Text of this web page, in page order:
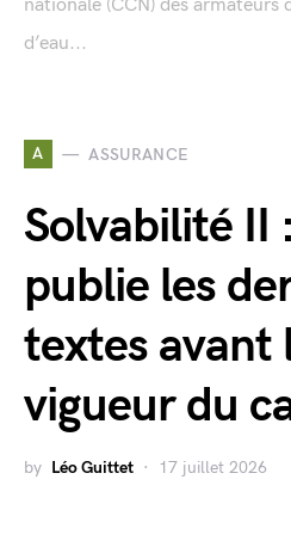
nationale (CCN) des armateurs
d’eau...
A ASSURANCE
Solvabilité II
publie les
textes avant
vigueur du
by Léo Guittet 17 juillet 2026